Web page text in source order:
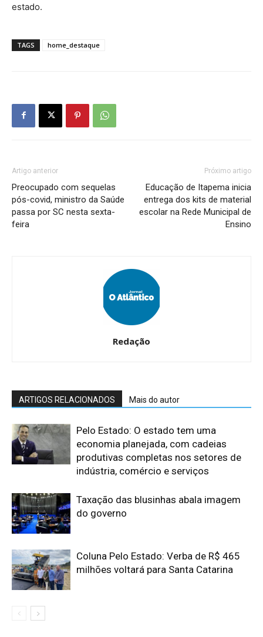
estado.
TAGS home_destaque
Artigo anterior
Preocupado com sequelas
pós-covid, ministro da Saúde
passa por SC nesta sexta-
feira
Próximo artigo
Educação de Itapema inicia
entrega dos kits de material
escolar na Rede Municipal de
Ensino
Redação
ARTIGOS RELACIONADOS Mais do autor
Pelo Estado: O estado tem uma
economia planejada, com cadeias
produtivas completas nos setores de
indústria, comércio e serviços
Taxação das blusinhas abala imagem
do governo
Coluna Pelo Estado: Verba de R$ 465
milhões voltará para Santa Catarina